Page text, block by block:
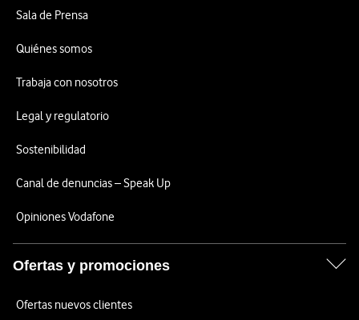
Sala de Prensa
Quiénes somos
Trabaja con nosotros
Legal y regulatorio
Sostenibilidad
Canal de denuncias – Speak Up
Opiniones Vodafone
Ofertas y promociones
Ofertas nuevos clientes